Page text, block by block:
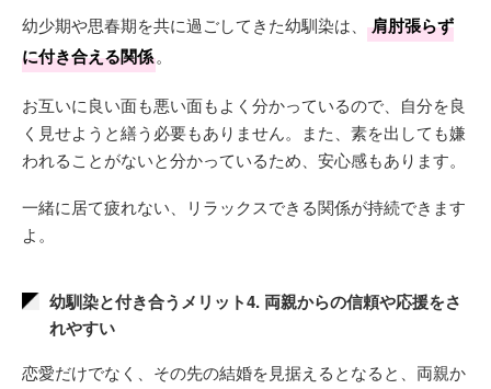
幼少期や思春期を共に過ごしてきた幼馴染は、
肩肘張らず
に付き合える関係。
お互いに良い面も悪い面もよく分かっているので、自分を良
く見せようと繕う必要もありません。また、素を出しても嫌
われることがないと分かっているため、安心感もあります。
一緒に居て疲れない、リラックスできる関係が持続できます
よ。
幼馴染と付き合うメリット4. 両親からの信頼や応援をさ
れやすい
恋愛だけでなく、その先の結婚を見据えるとなると、両親か